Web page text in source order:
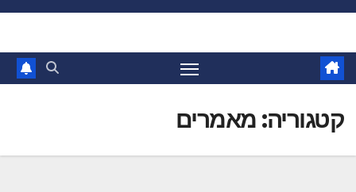
Skip
content
קטגוריה: מאמרים